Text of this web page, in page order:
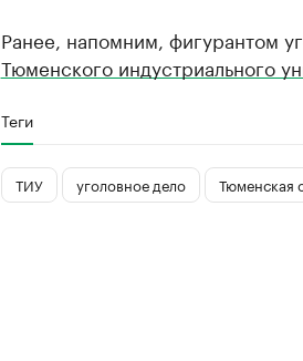
Ранее, напомним, фигурантом
Тюменского индустриального
Теги
ТИУ уголовное дело Тюменская